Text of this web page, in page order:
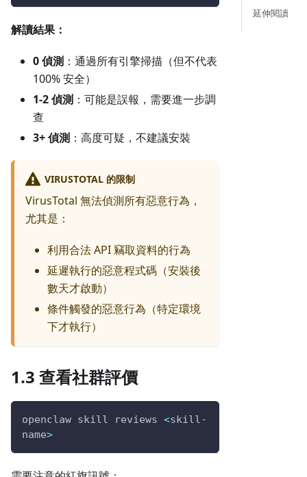
解讀結果：
0 偵測 ：通過所有引擎掃描（但不代表
100% 安全）
1-2 偵測 ：可能是誤報，需要進一步調
查
3+ 偵測 ：高度可疑，不建議安裝
VIRUSTOTAL 的限制
VirusTotal 無法偵測所有惡意行為，
尤其是：
利用合法 API 竊取資料的行為
延遲執行的惡意程式碼（安裝後
數天才啟動）
條件觸發的惡意行為（特定環境
下才執行）
1.3 查看社群評價
openclaw skill reviews <skill-
name>
延伸閱讀